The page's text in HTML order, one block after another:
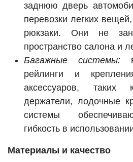
заднюю дверь
перевозки легких
рюкзаки. Они не
пространство салона и
Багажные системы:
рейлинги и
аксессуаров, таких
держатели, лодочные
системы
гибкость в
Материалы и качество